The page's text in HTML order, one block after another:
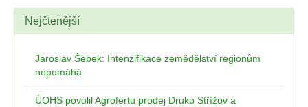
Nejčtenější
Jaroslav Šebek: Intenzifikace zemědělství regionům
nepomáhá
ÚOHS povolil Agrofertu prodej Druko Střížov a